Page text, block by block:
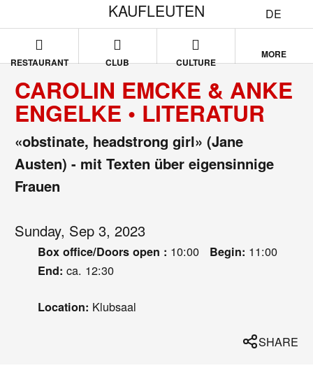
DE
KAUFLEUTEN
RESTAURANT CLUB CULTURE
MORE
CAROLIN EMCKE & ANKE
ENGELKE • LITERATUR
«obstinate, headstrong girl» (Jane
Austen) - mit Texten über eigensinnige
Frauen
Sunday, Sep 3, 2023
Box office/Doors open : 10:00 Begin: 11:00
End: ca. 12:30
Location: Klubsaal
SHARE